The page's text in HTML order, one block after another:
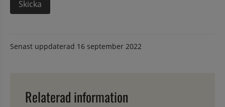
Senast uppdaterad 16 september 2022
Relaterad information